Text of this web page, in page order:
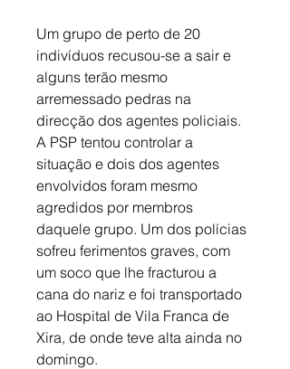
Um grupo de perto de 20
indivíduos recusou-se a sair e
alguns terão mesmo
arremessado pedras na
direcção dos agentes policiais.
A PSP tentou controlar a
situação e dois dos agentes
envolvidos foram mesmo
agredidos por membros
daquele grupo. Um dos polícias
sofreu ferimentos graves, com
um soco que lhe fracturou a
cana do nariz e foi transportado
ao Hospital de Vila Franca de
Xira, de onde teve alta ainda no
domingo.